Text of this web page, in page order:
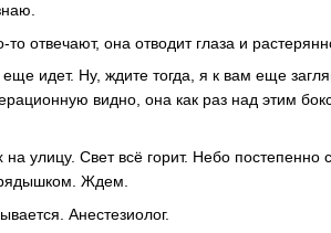
отвечают, она отводит глаза и
идет. Ну, ждите тогда, я к вам еще
видно, она как раз над этим
улицу. Свет всё горит. Небо постепенно
Ждем.
Анестезиолог.